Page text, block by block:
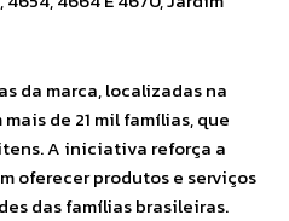
da marca, localizadas na
de 21 mil famílias, que
A iniciativa reforça a
oferecer produtos e serviços
das famílias brasileiras.